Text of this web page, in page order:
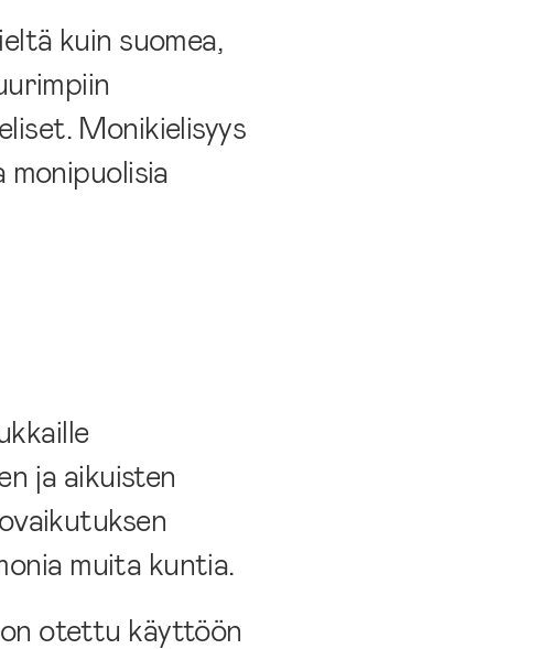
kuin suomea,
Monikielisyys
ja aikuisten
muita kuntia.
otettu käyttöön